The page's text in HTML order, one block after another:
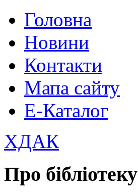
Головна
Новини
Контакти
Мапа сайту
Е-Каталог
ХДАК
Про бібліотеку